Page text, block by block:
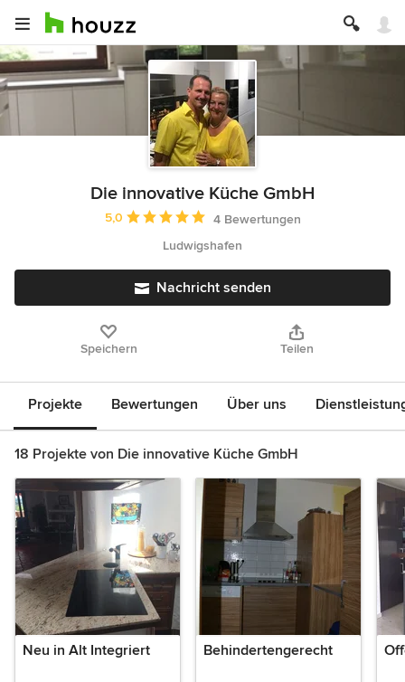
Die innovative Küche GmbH
Durchschnittliche Bewertung: 5 von 5 Sternen
5,0
4 Bewertungen
Ludwigshafen
Nachricht senden
Speichern Teilen
Projekte Bewertungen Über uns
18 Projekte von Die innovative Küche GmbH
Neu in Alt Integriert Behindertengerecht